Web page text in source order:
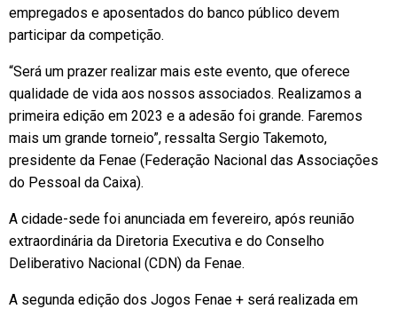
empregados e aposentados do banco público devem
participar da competição.
“Será um prazer realizar mais este evento, que oferece
qualidade de vida aos nossos associados. Realizamos a
primeira edição em 2023 e a adesão foi grande. Faremos
mais um grande torneio”, ressalta Sergio Takemoto,
presidente da Fenae (Federação Nacional das Associações
do Pessoal da Caixa).
A cidade-sede foi anunciada em fevereiro, após reunião
extraordinária da Diretoria Executiva e do Conselho
Deliberativo Nacional (CDN) da Fenae.
A segunda edição dos Jogos Fenae + será realizada em